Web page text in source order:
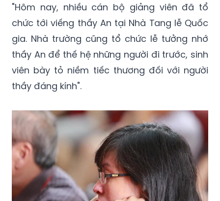
Ông Nguyễn Việt Hà - Phó Chủ tịch công
đoàn trường Đại học Mỏ - Địa chất cho biết:
"Hôm nay, nhiều cán bộ giảng viên đã tổ
chức tới viếng thầy An tại Nhà Tang lễ Quốc
gia. Nhà trường cũng tổ chức lễ tưởng nhớ
thầy An để thế hệ những người đi trước, sinh
thầy đáng kính".